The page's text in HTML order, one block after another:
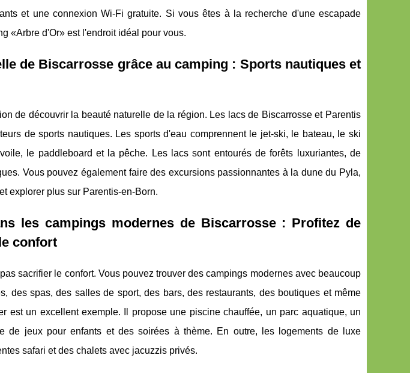
et une connexion Wi-Fi gratuite. Si vous êtes à la recherche d'une escapade
«Arbre d'Or» est l'endroit idéal pour vous.
de Biscarrosse grâce au camping : Sports nautiques et
de découvrir la beauté naturelle de la région. Les lacs de Biscarrosse et Parentis
de sports nautiques. Les sports d'eau comprennent le jet-ski, le bateau, le ski
le paddleboard et la pêche. Les lacs sont entourés de forêts luxuriantes, de
Vous pouvez également faire des excursions passionnantes à la dune du Pyla,
explorer plus sur Parentis-en-Born.
les campings modernes de Biscarrosse : Profitez de
confort
sacrifier le confort. Vous pouvez trouver des campings modernes avec beaucoup
des spas, des salles de sport, des bars, des restaurants, des boutiques et même
est un excellent exemple. Il propose une piscine chauffée, un parc aquatique, un
de jeux pour enfants et des soirées à thème. En outre, les logements de luxe
safari et des chalets avec jacuzzis privés.